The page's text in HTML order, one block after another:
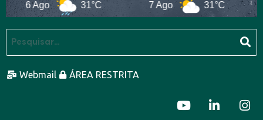
6 Ago 31°C 7 Ago 31°C
Webmail ÁREA RESTRITA